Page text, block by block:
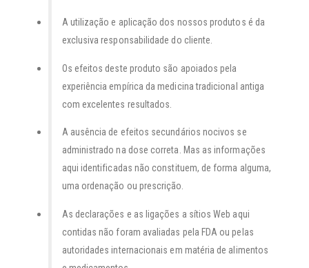
A utilização e aplicação dos nossos produtos é da
exclusiva responsabilidade do cliente.
Os efeitos deste produto são apoiados pela
experiência empírica da medicina tradicional antiga
com excelentes resultados.
A ausência de efeitos secundários nocivos se
administrado na dose correta. Mas as informações
aqui identificadas não constituem, de forma alguma,
uma ordenação ou prescrição.
As declarações e as ligações a sítios Web aqui
contidas não foram avaliadas pela FDA ou pelas
autoridades internacionais em matéria de alimentos